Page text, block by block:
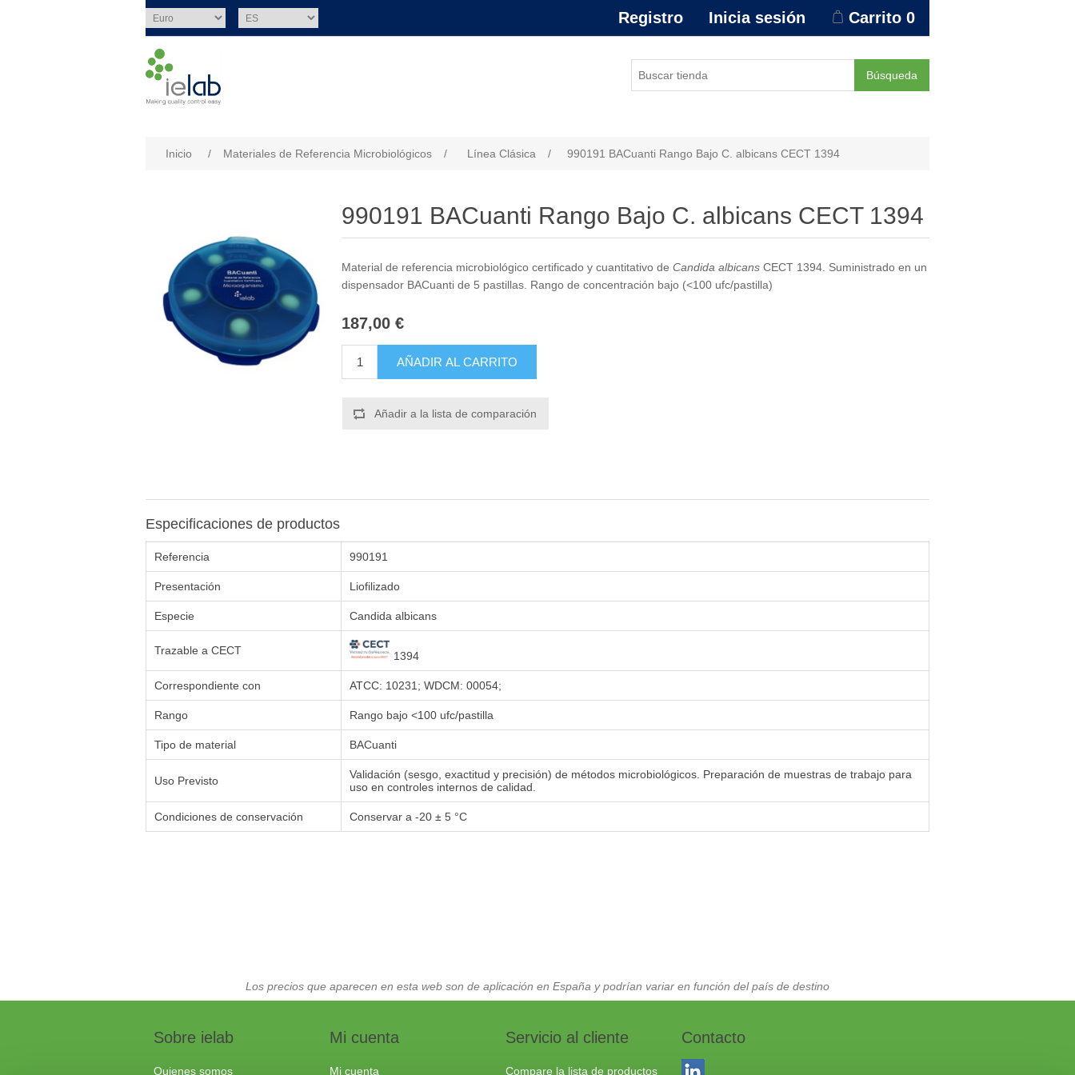
Registro Inicia sesión Carrito 0
Búsqueda
Inicio / Materiales de Referencia Microbiológicos / Línea Clásica / 990191 BACuanti Rango Bajo C. albicans CECT 1394
990191 BACuanti Rango Bajo C. albicans CECT 1394
Material de referencia microbiológico certificado y cuantitativo de Candida albicans CECT 1394. Suministrado en un
dispensador BACuanti de 5 pastillas. Rango de concentración bajo (<100 ufc/pastilla)
187,00 €
AÑADIR AL CARRITO
Añadir a la lista de comparación
Especificaciones de productos
Referencia 990191
Presentación Liofilizado
Especie Candida albicans
Trazable a CECT 1394
Correspondiente con ATCC: 10231; WDCM: 00054;
Rango Rango bajo <100 ufc/pastilla
Tipo de material BACuanti
Uso Previsto
Validación (sesgo, exactitud y precisión) de métodos microbiológicos. Preparación de muestras de trabajo para
uso en controles internos de calidad.
Condiciones de conservación Conservar a -20 ± 5 °C
Los precios que aparecen en esta web son de aplicación en España y podrían variar en función del país de destino
Sobre ielab
Quienes somos
Mi cuenta
Mi cuenta
Servicio al cliente
Compare la lista de productos
Contacto